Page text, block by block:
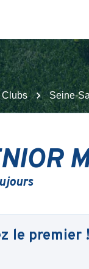
Clubs Seine-
le premier !